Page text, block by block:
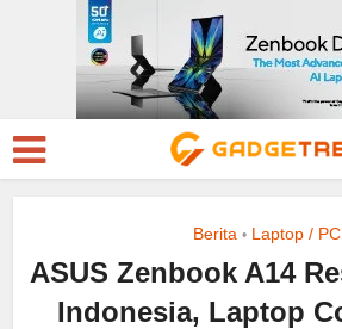
Berita • Laptop / PC
ASUS Zenbook A14
Indonesia, Laptop